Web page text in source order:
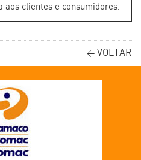
aos clientes e consumidores.
< VOLTAR